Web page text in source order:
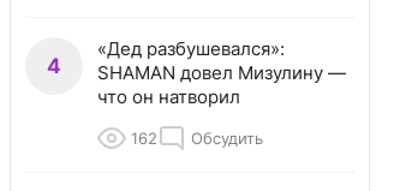
4
«Дед разбушевался»:
SHAMAN довел Мизулину —
что он натворил
162 Обсудить